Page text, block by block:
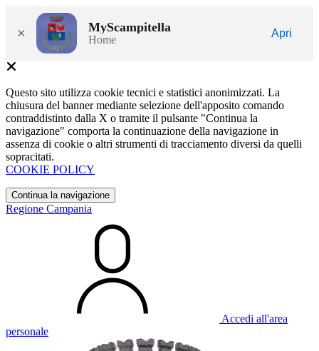
× MyScampitella
Home
Apri
Questo sito utilizza cookie tecnici e statistici anonimizzati. La
chiusura del banner mediante selezione dell'apposito comando
contraddistinto dalla X o tramite il pulsante "Continua la
navigazione" comporta la continuazione della navigazione in
assenza di cookie o altri strumenti di tracciamento diversi da quelli
sopracitati.
COOKIE POLICY
Continua la navigazione
Regione Campania
Accedi all'area
personale